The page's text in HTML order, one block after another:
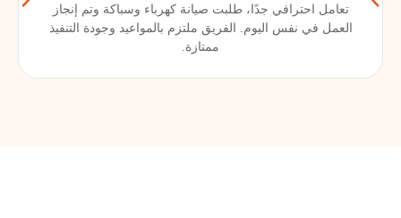
تعامل احترافي جدًا، طلبت صيانة كهرباء وسباكة وتم إنجاز
العمل في نفس اليوم. الفريق ملتزم بالمواعيد وجودة التنفيذ
ممتازة.